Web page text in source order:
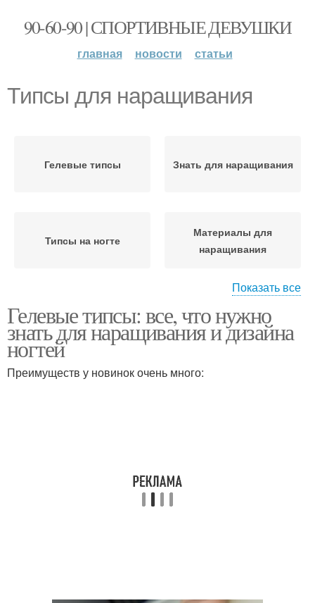
90-60-90 | СПОРТИВНЫЕ ДЕВУШКИ
главная новости статьи
Типсы для наращивания
Гелевые типсы Знать для наращивания
Типсы на ногте
Материалы для
наращивания
гелевые типсы
Жидкие типсы
Показать все
Гелевые типсы: все, что нужно
знать для наращивания и дизайна
ногтей
Преимуществ у новинок очень много: